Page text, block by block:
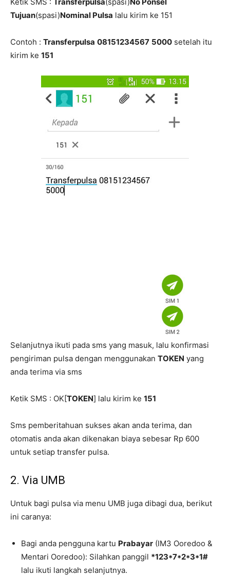
Ketik SMS : Transferpulsa(spasi) No Ponsel
Tujuan(spasi)Nominal Pulsa lalu kirim ke 151
Contoh : Transferpulsa 08151234567 5000 setelah itu
kirim ke 151
Selanjutnya ikuti pada sms yang masuk, lalu konfirmasi
pengiriman pulsa dengan menggunakan TOKEN yang
anda terima via sms
Ketik SMS : OK[TOKEN] lalu kirim ke 151
Sms pemberitahuan sukses akan anda terima, dan
otomatis anda akan dikenakan biaya sebesar Rp 600
untuk setiap transfer pulsa.
2. Via UMB
Untuk bagi pulsa via menu UMB juga dibagi dua, berikut
ini caranya:
Bagi anda pengguna kartu Prabayar (IM3 Ooredoo &
Mentari Ooredoo): Silahkan panggil *123*7*2*3*1#
lalu ikuti langkah selanjutnya.